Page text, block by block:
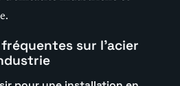
sur l’acier